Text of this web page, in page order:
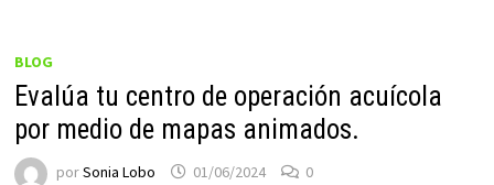
BLOG
Evalúa tu centro de operación acuícola
por medio de mapas animados.
porSonia Lobo 01/06/2024 0